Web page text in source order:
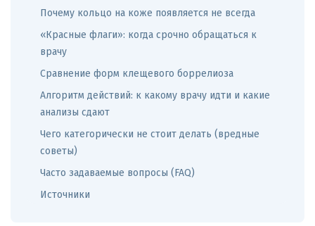
Почему кольцо на коже появляется не всегда
«Красные флаги»: когда срочно обращаться к
врачу
Сравнение форм клещевого боррелиоза
Алгоритм действий: к какому врачу идти и какие
анализы сдают
Чего категорически не стоит делать (вредные
советы)
Часто задаваемые вопросы (FAQ)
Источники